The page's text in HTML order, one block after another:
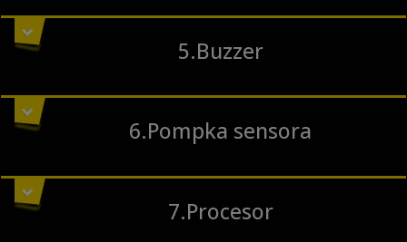
5.Buzzer
6.Pompka sensora
7.Procesor